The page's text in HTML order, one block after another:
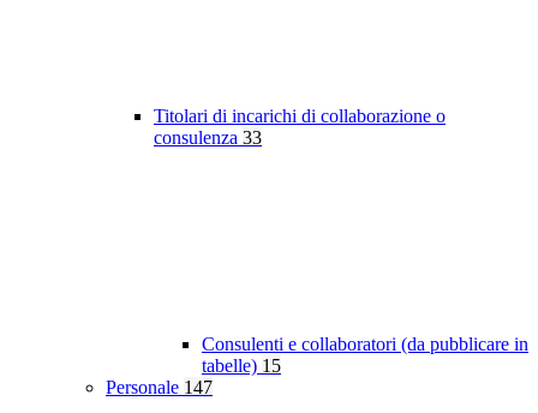
Titolari di incarichi di collaborazione o
consulenza 33
Consulenti e collaboratori (da pubblicare in
tabelle) 15
Personale 147